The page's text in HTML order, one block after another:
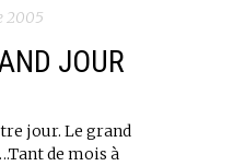
2005
JOUR
jour. Le grand
de mois à